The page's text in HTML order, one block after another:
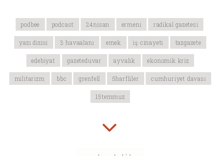
podbee podcast 24nisan ermeni radikal gazetesi
yazı dizisi 3 havaalanı emek iş cinayeti tazgazete
edebiyat gazeteduvar ayvalık ekonomik kriz
militarizm bbc grenfell 5harfliler cumhuriyet davası
15temmuz